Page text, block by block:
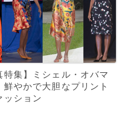
特集】ミシェル・オバマ
鮮やかで大胆なプリント
ッション